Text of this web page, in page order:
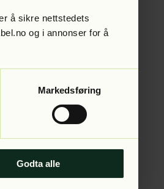
å sikre nettstedets
og i annonser for å
Markedsføring
Godta alle